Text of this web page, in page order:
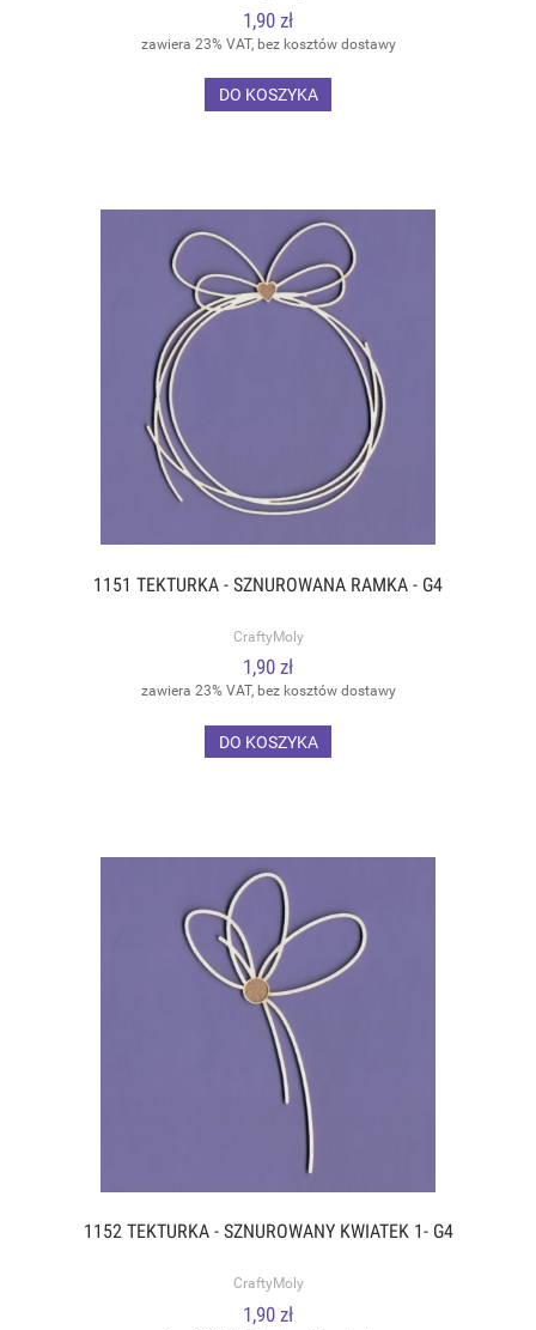
1,90 zł
zawiera 23% VAT, bez kosztów dostawy
DO KOSZYKA
1151 TEKTURKA - SZNUROWANA RAMKA - G4
CraftyMoly
1,90 zł
zawiera 23% VAT, bez kosztów dostawy
DO KOSZYKA
1152 TEKTURKA - SZNUROWANY KWIATEK 1- G4
CraftyMoly
1,90 zł